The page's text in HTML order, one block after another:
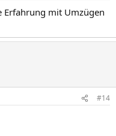
Erfahrung mit Umzügen
#14